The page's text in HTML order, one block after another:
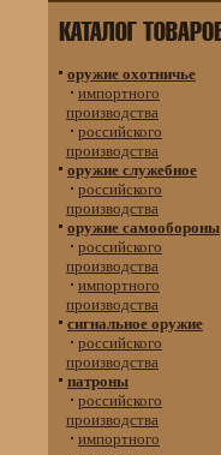
оружие охотничье
импортного
производства
российского
производства
оружие служебное
российского
производства
оружие самообороны
российского
производства
импортного
производства
сигнальное оружие
российского
производства
патроны
российского
производства
импортного